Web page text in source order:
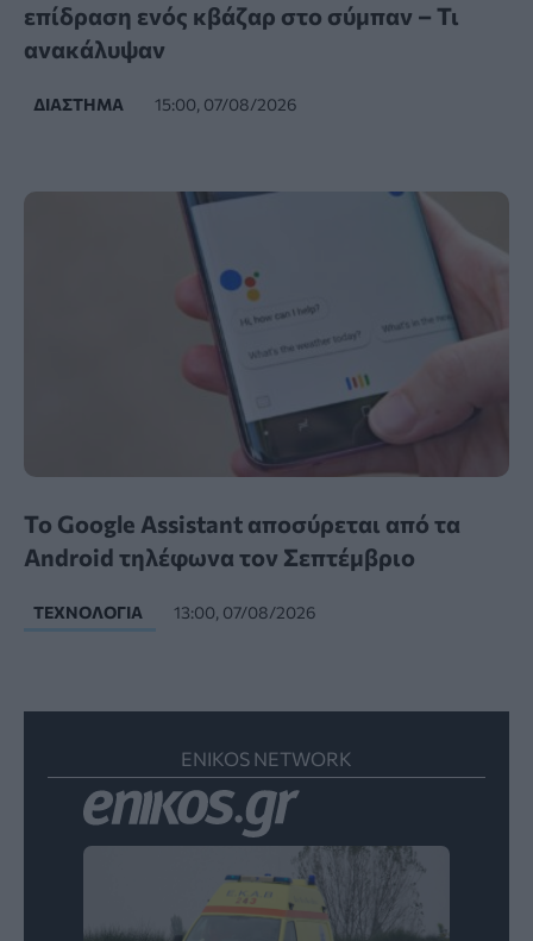
επίδραση ενός κβάζαρ στο σύμπαν – Τι
ανακάλυψαν
ΔΙΆΣΤΗΜΑ 15:00, 07/08/2026
Το Google Assistant αποσύρεται από τα
Android τηλέφωνα τον Σεπτέμβριο
ΤΕΧΝΟΛΟΓΊΑ 13:00, 07/08/2026
ENIKOS NETWORK